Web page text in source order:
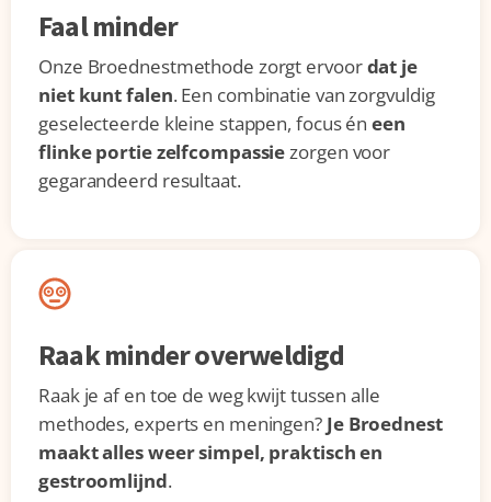
Faal minder
Onze Broednestmethode zorgt ervoordat je
niet kunt falen. Een combinatie van zorgvuldig
geselecteerde kleine stappen, focus éneen
flinke portie zelfcompassiezorgen voor
gegarandeerd resultaat.
Raak minder overweldigd
Raak je af en toe de weg kwijt tussen alle
methodes, experts en meningen? Je Broednest
maakt alles weer simpel, praktisch en
gestroomlijnd.